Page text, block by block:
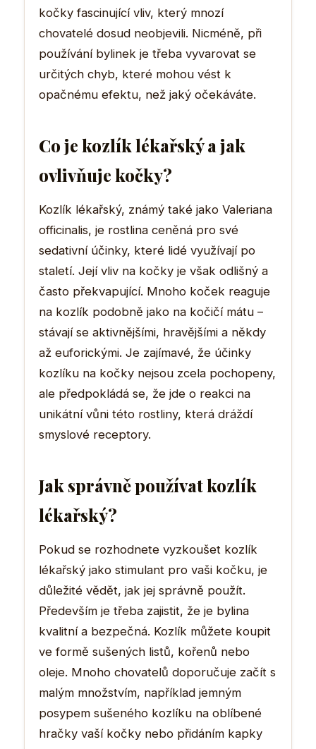
kočky fascinující vliv, který mnozí
chovatelé dosud neobjevili. Nicméně, při
používání bylinek je třeba vyvarovat se
určitých chyb, které mohou vést k
opačnému efektu, než jaký očekáváte.
Co je kozlík lékařský a jak
ovlivňuje kočky?
Kozlík lékařský, známý také jako Valeriana
officinalis, je rostlina ceněná pro své
sedativní účinky, které lidé využívají po
staletí. Její vliv na kočky je však odlišný a
často překvapující. Mnoho koček reaguje
na kozlík podobně jako na kočičí mátu –
stávají se aktivnějšími, hravějšími a někdy
až euforickými. Je zajímavé, že účinky
kozlíku na kočky nejsou zcela pochopeny,
ale předpokládá se, že jde o reakci na
unikátní vůni této rostliny, která dráždí
smyslové receptory.
Jak správně používat kozlík
lékařský?
Pokud se rozhodnete vyzkoušet kozlík
lékařský jako stimulant pro vaši kočku, je
důležité vědět, jak jej správně použít.
Především je třeba zajistit, že je bylina
kvalitní a bezpečná. Kozlík můžete koupit
ve formě sušených listů, kořenů nebo
oleje. Mnoho chovatelů doporučuje začít s
malým množstvím, například jemným
posypem sušeného kozlíku na oblíbené
hračky vaší kočky nebo přidáním kapky